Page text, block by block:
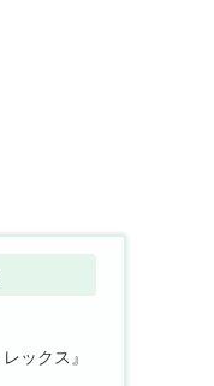
ックス』